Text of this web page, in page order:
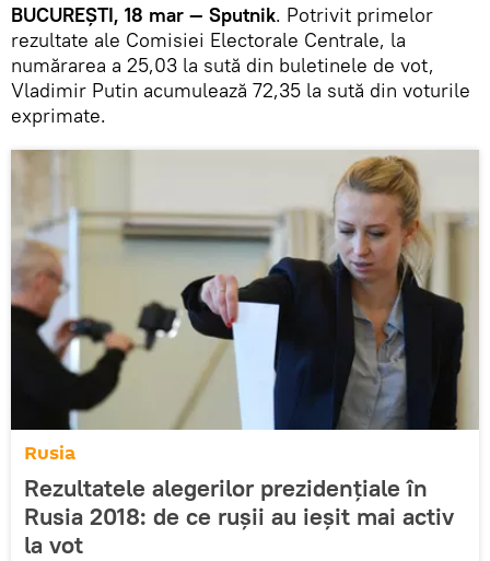
BUCUREȘTI, 18 mar — Sputnik. Potrivit primelor
rezultate ale Comisiei Electorale Centrale, la
numărarea a 25,03 la sută din buletinele de vot,
Vladimir Putin acumulează 72,35 la sută din voturile
exprimate.
Rusia
Rezultatele alegerilor prezidenţiale în
Rusia 2018: de ce ruşii au ieşit mai activ
la vot